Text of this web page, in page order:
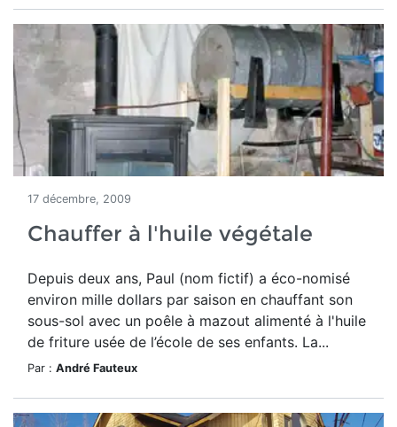
17 décembre, 2009
Chauffer à l'huile végétale
Depuis deux ans, Paul (nom fictif) a éco-nomisé
environ mille dollars par saison en chauffant son
sous-sol avec un poêle à mazout alimenté à l'huile
de friture usée de l’école de ses enfants. La...
Par : André Fauteux